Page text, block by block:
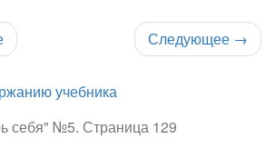
Следующее →
учебника
себя" №5. Страница 129